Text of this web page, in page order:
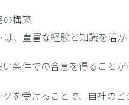
の構築
、豊富な経験と知識を活
条件での合意を得ることが
を受けることで、自社の